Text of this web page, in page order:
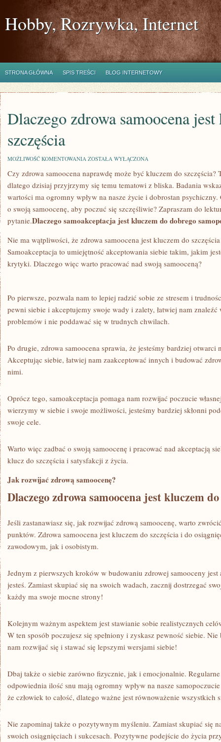
Hobby, Rozrywka, Internet
STRONA GŁÓWNA SPIS TREŚCI BLOG INTERNETOWY
Dlaczego zdrowa samoocena
szczęścia
MOŻLIWOŚĆ KOMENTOWANIA DLACZEGO
SAMOOCENA
KLUCZEM
DO
SZCZĘŚCIA
ZOSTAŁA WYŁĄCZONA
Czy zdrowa samoocena naprawdę może być kluczem do
dlatego dzisiaj​ przyjrzymy się temu tematowi ‍z bliska. Badania
wartości ma ogromny wpływ na⁢ nasze życie i⁣ dobrostan
o swoją samoocenę, aby poczuć się szczęśliwie? Zapraszam do
pytanie.Dlaczego ⁣samoakceptacja jest kluczem do dobrego⁢
Nie ma wątpliwości, że zdrowa ‍samoocena jest kluczem do
Samoakceptacja to umiejętność akceptowania‍ siebie takim, jakim
krytyki. Dlaczego więc⁢ warto pracować nad swoją⁤ samooceną?
Po ⁢pierwsze, pozwala ‌nam to lepiej radzić sobie ze stresem⁣ i
pewni siebie i akceptujemy swoje wady i zalety, łatwiej‍ nam znaleźć
problemów i nie poddawać się w trudnych chwilach.
Po drugie, zdrowa samoocena ​sprawia, że jesteśmy bardziej⁢
Akceptując siebie, łatwiej ⁢nam zaakceptować innych i budować
nimi.
Oprócz tego, samoakceptacja pomaga nam rozwijać poczucie
wierzymy​ w siebie i swoje możliwości, jesteśmy bardziej skłonni
swoje cele.
Warto więc zadbać o swoją samoocenę i pracować nad akceptacją
‍klucz⁢ do ⁣szczęścia⁤ i satysfakcji z ⁣życia.
Jak rozwijać‍ zdrową samoocenę?
Dlaczego zdrowa samoocena jest kluczem do
Jeśli zastanawiasz się, jak rozwijać zdrową samoocenę, warto
punktów. Zdrowa⁣ samoocena jest ‌kluczem do szczęścia i⁣ do
zawodowym, jak i osobistym.
Jednym z ⁢pierwszych‌ kroków w budowaniu zdrowej samooceny
jesteś. Zamiast skupiać się na swoich wadach, zacznij dostrzegać
każdy ma⁤ swoje mocne strony!
Kolejnym ważnym​ aspektem jest stawianie ⁢sobie realistycznych
W ten⁤ sposób ⁣poczujesz się spełniony i zyskasz pewność siebie.
nam rozwijać się i stawać się⁣ lepszymi wersjami siebie!
Dbaj także⁢ o siebie⁤ zarówno fizycznie, jak i emocjonalnie.
odpowiednia ilość ‍snu mają​ ogromny⁣ wpływ na nasze
że ‌człowiek to całość, dlatego ważne ‍jest równoważenie wszystkich
Nie zapominaj także ‍o pozytywnym⁤ myśleniu.⁣ Zamiast skupiać się
swoich osiągnięciach⁤ i sukcesach. Pozytywne podejście do życia​